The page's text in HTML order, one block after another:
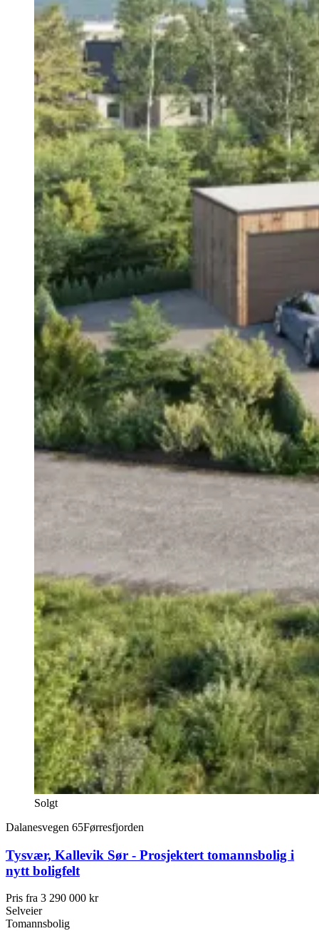
Solgt
Dalanesvegen 65Førresfjorden
Tysvær, Kallevik Sør - Prosjektert tomannsbolig i
nytt boligfelt
Pris fra 3 290 000 kr
Selveier
Tomannsbolig